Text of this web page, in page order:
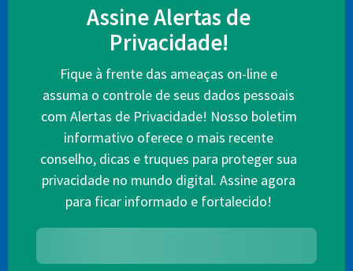
Assine Alertas de
Privacidade!
Fique à frente das ameaças on-line e
assuma o controle de seus dados pessoais
com Alertas de Privacidade! Nosso boletim
informativo oferece o mais recente
conselho, dicas e truques para proteger sua
privacidade no mundo digital. Assine agora
para ficar informado e fortalecido!